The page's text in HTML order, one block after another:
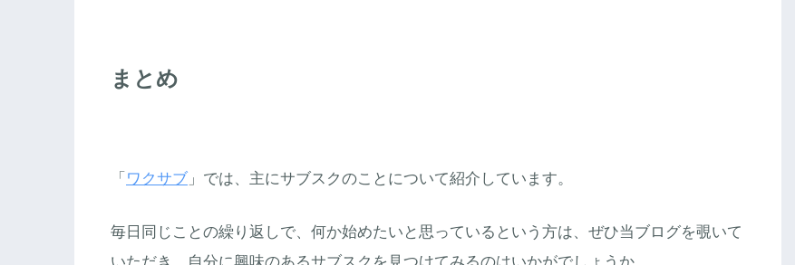
まとめ
「 ワクサブ 」では、主にサブスクのことについて紹介しています。
毎日同じことの繰り返しで、何か始めたいと思っているという方は、ぜひ当ブログを覗いて